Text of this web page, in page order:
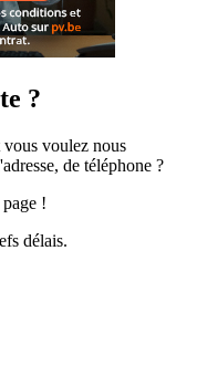
?
vous voulez nous
de téléphone ?
!
délais.